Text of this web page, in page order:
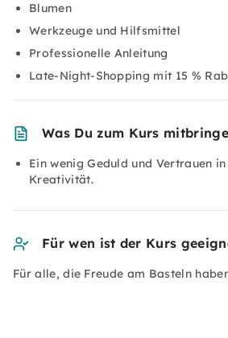
Blumen
Werkzeuge und Hilfsmittel
Professionelle Anleitung
Late-Night-Shopping mit 15 %
Was Du zum Kurs
Ein wenig Geduld und Vertrauen
Kreativität.
Für wen ist der Kurs
Für alle, die Freude am Basteln